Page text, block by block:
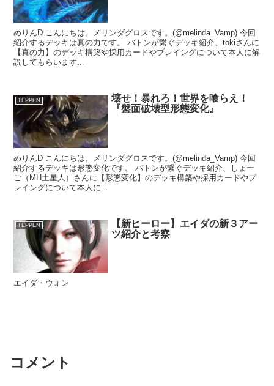
めりんD こんにちは。メリンダグロスです。(@melinda_Vamp) 今回
紹介するデッキは真の力です。 バトンが繋ぐデッキ紹介、tokiさんに
【真の力】のデッキ構築や採用カードやプレイングについて本人に解
説してもらいます...
TEPPEN
壊せ！暴れろ！世界を喰らえ！
『盤面破壊型形態変化』
めりんD こんにちは。メリンダグロスです。(@melinda_Vamp) 今回
紹介するデッキは形態変化です。 バトンが繋ぐデッキ紹介、しょー
ご（MH土星人）さんに【形態変化】のデッキ構築や採用カードやプ
レイングについて本人に...
TEPPEN
【新ヒーロー】エイダの新３アー
ツ紹介と考察
エイダ・ウォン
コメント